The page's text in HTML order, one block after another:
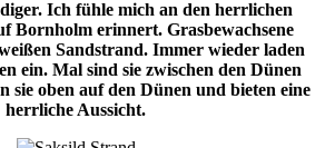
Ich fühle mich an den herrlichen
Bornholm erinnert. Grasbewachsene
Sandstrand. Immer wieder laden
ein. Mal sind sie zwischen den Dünen
sie oben auf den Dünen und bieten eine
herrliche Aussicht.